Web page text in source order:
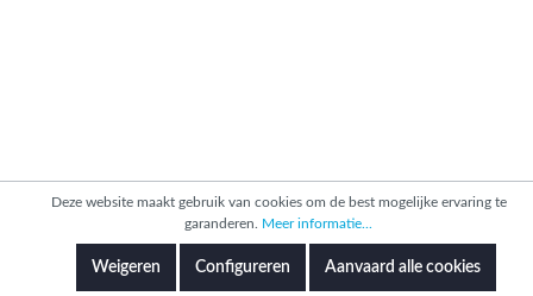
Deze website maakt gebruik van cookies om de best mogelijke ervaring te
garanderen. Meer informatie...
Weigeren Configureren Aanvaard alle cookies